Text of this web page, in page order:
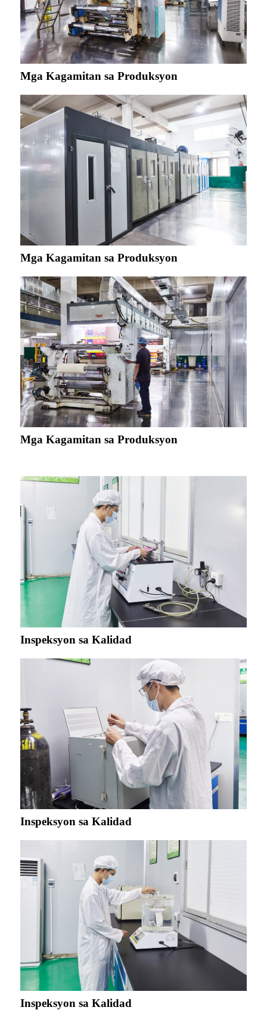
Mga Kagamitan sa Produksyon
Mga Kagamitan sa Produksyon
Mga Kagamitan sa Produksyon
Inspeksyon sa Kalidad
Inspeksyon sa Kalidad
Inspeksyon sa Kalidad